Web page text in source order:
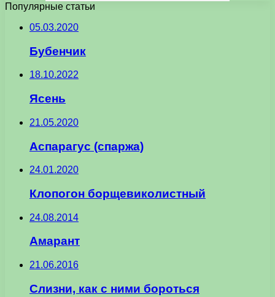
Популярные статьи
05.03.2020
Бубенчик
18.10.2022
Ясень
21.05.2020
Аспарагус (спаржа)
24.01.2020
Клопогон борщевиколистный
24.08.2014
Амарант
21.06.2016
Слизни, как с ними бороться